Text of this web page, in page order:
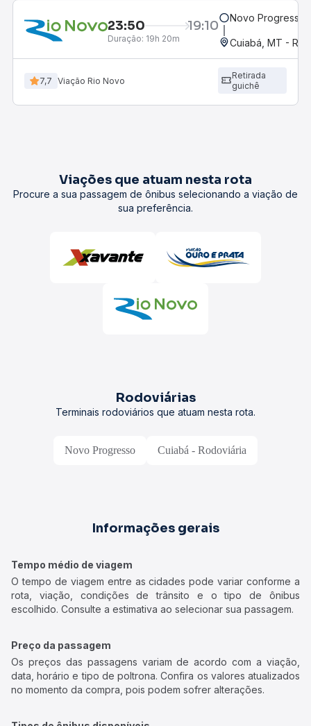
23:50 19:10
Duração: 19h 20m
Novo Progresso,
Cuiabá, MT -
7,7 Viação Rio Novo
Retirada
guichê
Viações que atuam nesta rota
Procure a sua passagem de ônibus selecionando a viação de
sua preferência.
Rodoviárias
Terminais rodoviários que atuam nesta rota.
Novo Progresso Cuiabá - Rodoviária
Informações gerais
Tempo médio de viagem
O tempo de viagem entre as cidades pode variar conforme a
rota, viação, condições de trânsito e o tipo de ônibus
escolhido. Consulte a estimativa ao selecionar sua passagem.
Preço da passagem
Os preços das passagens variam de acordo com a viação,
data, horário e tipo de poltrona. Confira os valores atualizados
no momento da compra, pois podem sofrer alterações.